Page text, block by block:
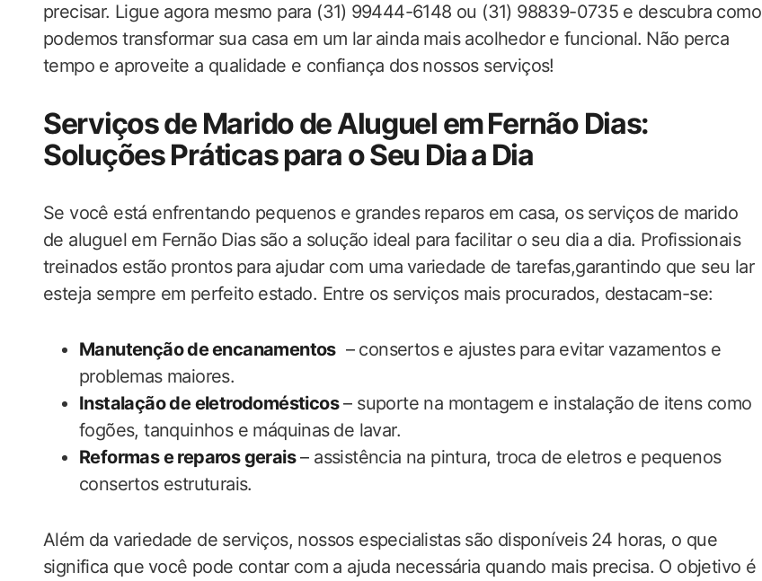
precisar. Ligue‌ agora mesmo para (31) ⁤99444-6148 ou (31) 98839-0735 ⁣e descubra como
podemos transformar sua casa em um lar⁤ ainda mais acolhedor e ⁣funcional.⁤ Não perca
tempo‍ e aproveite a qualidade e confiança dos nossos serviços!
Serviços de Marido de Aluguel em ⁣Fernão Dias:
Soluções Práticas para o Seu‍ Dia ⁣a ⁢Dia
Se​ você está enfrentando pequenos ‍e grandes ⁤reparos ⁢em‌ casa, os serviços ⁤de marido
de aluguel em Fernão Dias⁢ são ‌a⁣ solução ideal para⁣ facilitar o seu ‍dia⁣ a dia. Profissionais
treinados estão prontos⁤ para⁣ ajudar‍ com uma ⁣variedade de tarefas,garantindo que seu ‌lar
esteja ​sempre​ em perfeito estado.‍ Entre os serviços mais procurados, destacam-se:
Manutenção de ⁣encanamentos‍ – ‍consertos e ajustes para evitar vazamentos ‌e
problemas maiores.
Instalação de eletrodomésticos– suporte na montagem ‌e instalação de itens como
fogões, tanquinhos e máquinas⁤ de lavar.
Reformas e reparos gerais– assistência na pintura, troca de eletros‍ e pequenos
consertos estruturais.
Além da variedade ‍de‍ serviços, nossos especialistas ⁤são disponíveis⁤ 24 horas, o​ que
significa que ⁤você pode contar ‍com a‍ ajuda necessária quando mais precisa.​ O objetivo é